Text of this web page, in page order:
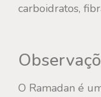
carboidratos,
O Ramadan é